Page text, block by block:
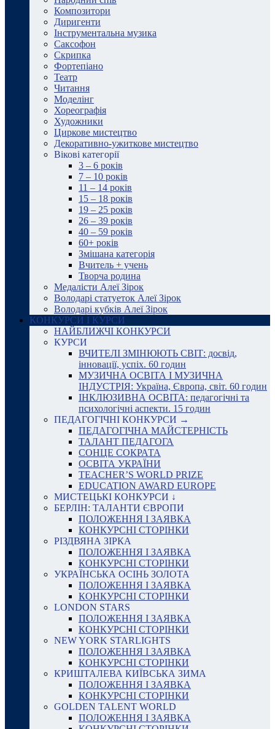
Композитори
Диригенти
Інструментальна музика
Саксофон
Скрипка
Фортепіано
Театр
Читання
Моделінг
Хореографія
Художники
Циркове мистецтво
Декоративно-ужиткове мистецтво
Вікові категорії
3 – 6 років
7 – 10 років
11 – 14 років
15 – 18 років
19 – 25 років
26 – 39 років
40 – 59 років
60+ років
Змішана категорія
Вчитель + учень
Творча родина
Медалісти Алеї Зірок
Володарі статуеток Алеї Зірок
Володарі кубків Алеї Зірок
КОНКУРСИ І КУРСИ
НАЙБЛИЖЧІ КОНКУРСИ
КУРСИ
ВЧИТЕЛІ ЗМІНЮЮТЬ СВІТ: досвід,
інновації, успіх. 60 годин
МУЗИЧНА ОСВІТА І МУЗИЧНА
ІНДУСТРІЯ: Україна, Європа, світ. 60 годин
ІНКЛЮЗИВНА ОСВІТА: педагогічні та
психологічні аспекти. 15 годин
ПЕДАГОГІЧНІ КОНКУРСИ →
ПЕДАГОГІЧНА МАЙСТЕРНІСТЬ
ТАЛАНТ ПЕДАГОГА
СОНЦЕ СОКРАТА
ОСВІТА УКРАЇНИ
TEACHER’S WORLD PRIZE
EDUCATION AWARD EUROPE
МИСТЕЦЬКІ КОНКУРСИ ↓
БЕРЛІН: ТАЛАНТИ ЄВРОПИ
ПОЛОЖЕННЯ І ЗАЯВКА
КОНКУРСНІ СТОРІНКИ
РІЗДВЯНА ЗІРКА
ПОЛОЖЕННЯ І ЗАЯВКА
КОНКУРСНІ СТОРІНКИ
УКРАЇНСЬКА ОСІНЬ ЗОЛОТА
ПОЛОЖЕННЯ І ЗАЯВКА
КОНКУРСНІ СТОРІНКИ
LONDON STARS
ПОЛОЖЕННЯ І ЗАЯВКА
КОНКУРСНІ СТОРІНКИ
NEW YORK STARLIGHTS
ПОЛОЖЕННЯ І ЗАЯВКА
КОНКУРСНІ СТОРІНКИ
КРИШТАЛЕВА КИЇВСЬКА ЗИМА
ПОЛОЖЕННЯ І ЗАЯВКА
КОНКУРСНІ СТОРІНКИ
GOLDEN TALENT WORLD
ПОЛОЖЕННЯ І ЗАЯВКА